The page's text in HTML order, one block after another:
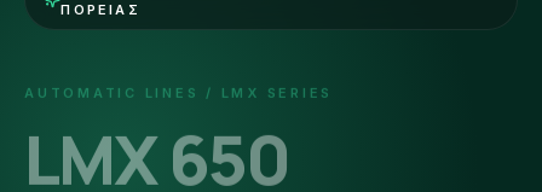
ΠΟΡΕΊΑΣ
LMX 650